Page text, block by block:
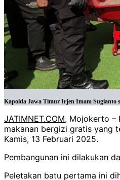
Kapolda Jawa Timur Irjen Imam Sugianto
JATIMNET.COM, Mojokerto –
makanan bergizi gratis yang
Kamis, 13 Februari 2025.
Pembangunan ini dilakukan
Peletakan batu pertama ini